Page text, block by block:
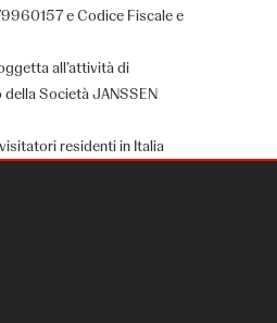
e Codice Fiscale e
all’attività di
Società JANSSEN
residenti in Italia